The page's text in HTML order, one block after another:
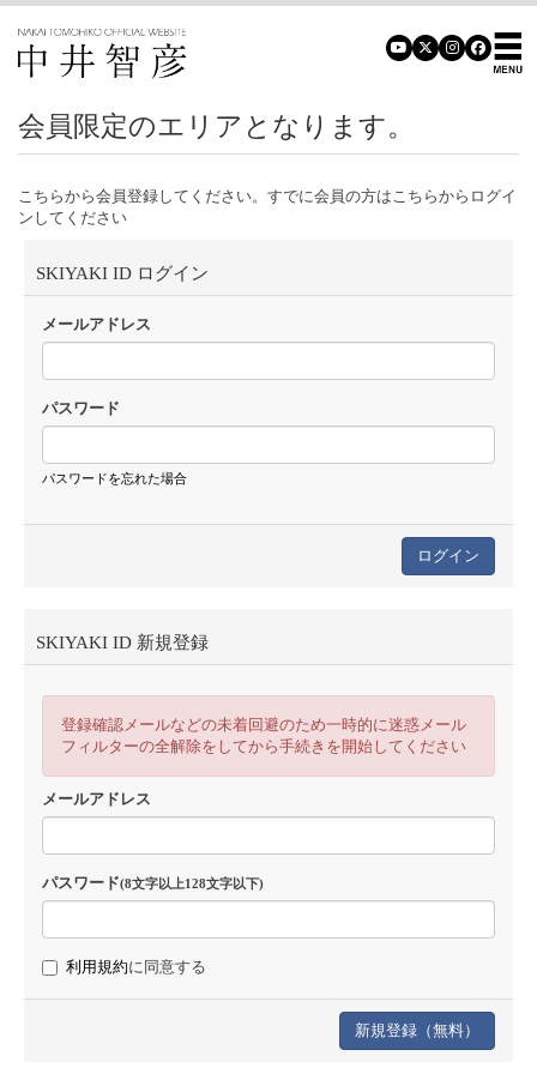
会員限定のエリアとなります。
こちらから会員登録してください。すでに会員の方はこちらからログイ
ンしてください
SKIYAKI ID ログイン
メールアドレス
パスワード
パスワードを忘れた場合
SKIYAKI ID 新規登録
登録確認メールなどの未着回避のため一時的に迷惑メール
フィルターの全解除をしてから手続きを開始してください
メールアドレス
パスワード(8文字以上128文字以下)
利用規約に同意する